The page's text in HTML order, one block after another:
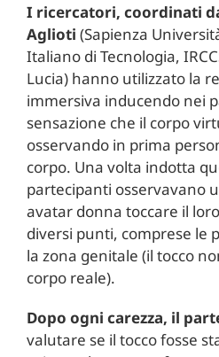
I ricercatori, coordinati
Aglioti (Sapienza
Italiano di Tecnologia,
Lucia) hanno utilizzato la
immersiva inducendo nei
sensazione che il corpo
osservando in prima
corpo. Una volta indotta
partecipanti osservavano
avatar donna toccare il
diversi punti, comprese le
la zona genitale (il tocco
corpo reale).
Dopo ogni carezza, il
valutare se il tocco fosse